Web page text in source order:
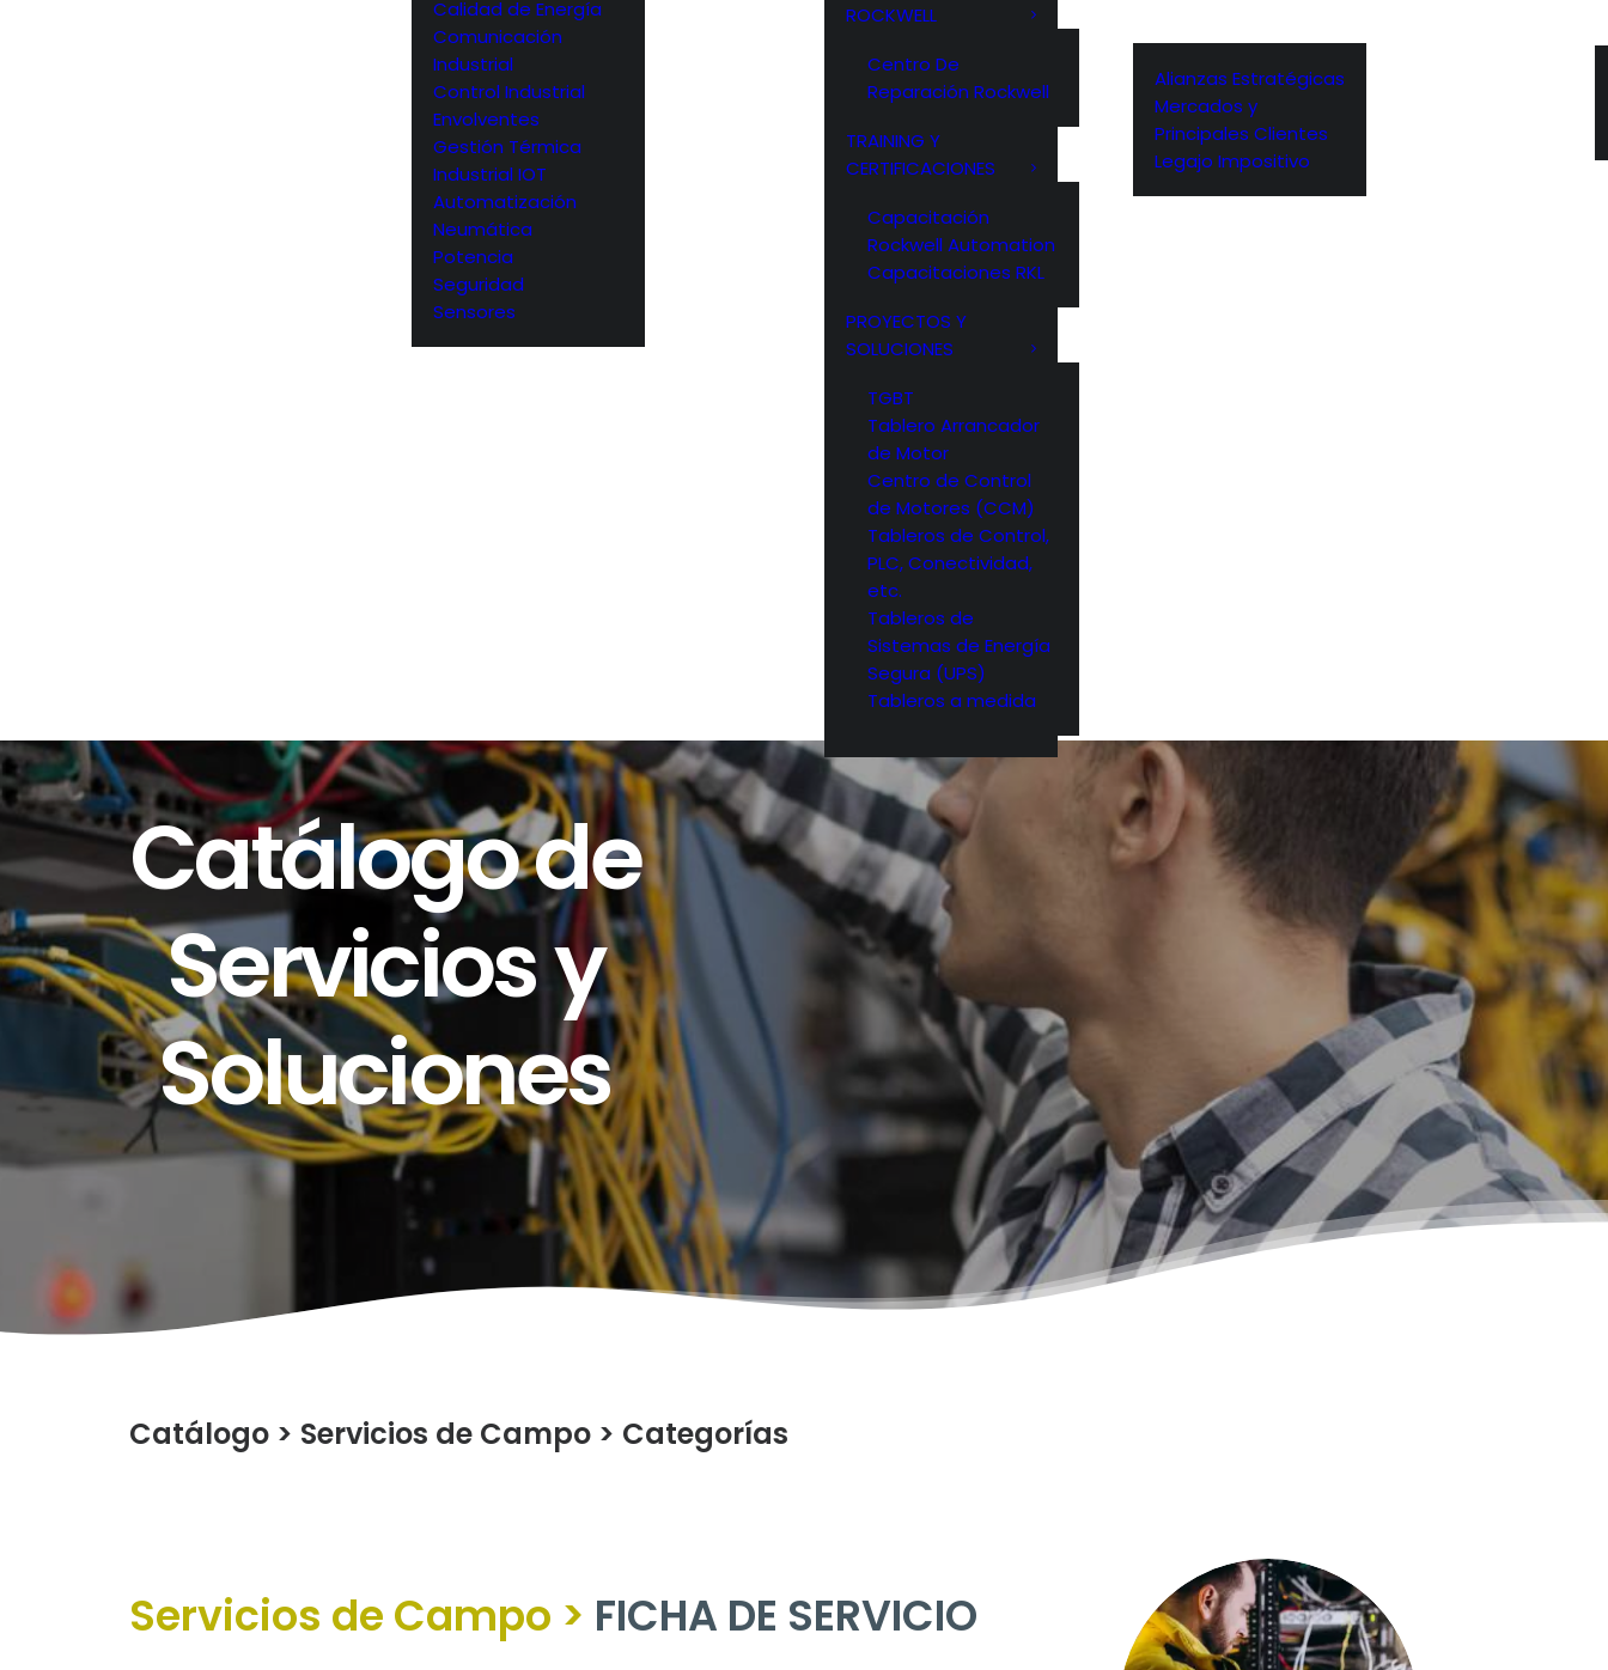
Calidad de Energía
Comunicación
Industrial
Control Industrial
Envolventes
Gestión Térmica
Industrial IOT
Automatización
Neumática
Potencia
Seguridad
Sensores
ROCKWELL
Centro De
Reparación Rockwell
TRAINING Y
CERTIFICACIONES
Capacitación
Rockwell Automation
Capacitaciones RKL
PROYECTOS Y
SOLUCIONES
TGBT
Tablero Arrancador
de Motor
Centro de Control
de Motores (CCM)
Tableros de Control,
PLC, Conectividad,
etc.
Tableros de
Sistemas de Energía
Segura (UPS)
Tableros a medida
Alianzas Estratégicas
Mercados y
Principales Clientes
Legajo Impositivo
Catálogo de
Servicios y
Soluciones
Catálogo > Servicios de Campo > Categorías
Servicios de Campo > FICHA DE SERVICIO